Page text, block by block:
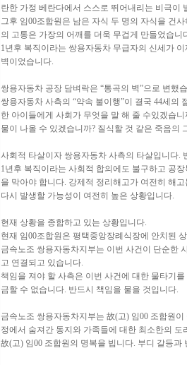
란한 가정 베란다에서 스스로 뛰어내리는 비극이
그후 임00조합원은 남은 자식 두 명의 자식을 건
의 고통은 가장의 어깨를 더욱 무겁게 만들었습니
1년후 복직이라는 쌍용자동차 무급자의 신세가
벽이었습니다.
쌍용자동차 공장 담벼락은 “통곡의 벽”으로 변했
쌍용자동차 사측의 “약속 불이행”이 결국 44세
한 아이들에게 사회가 무엇을 말 해 줄 수있겠습
물이 나올 수 있겠습니까? 질식할 것 같은 죽음의
사회적 타살이자 쌍용자동차 사측의 타살입니다.
1년후 복직이라는 사회적 합의에도 불구하고 공
을 막아야 합니다. 강제적 정리해고가 여전히 해
다시 발생할 가능성이 여전히 높은 상황입니다.
현재 상황을 종합하고 있는 상황입니다.
현재 임00조합원은 평택중앙장례식장에 안치된
금속노조 쌍용자동차지부는 이번 사건이 단순한
고 연결되고 있습니다.
책임을 져야 할 사측은 이번 사건에 대한 물타기
금할 수 없습니다. 반드시 책임을 물을 것입니다.
금속노조 쌍용자동차지부는 故(고) 임00 조합원
정에서 숨져간 동지와 가족들에 대한 최소한의 도
故(고) 임00 조합원의 명복을 빕니다. 부디 갈등